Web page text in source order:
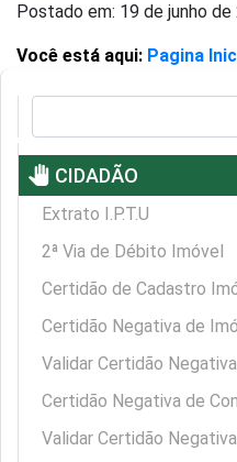
Postado em: 19 de junho de
Você está aqui: Pagina
pan_tool CIDADÃO
Extrato I.P.T.U
2ª Via de Débito Imóvel
Certidão de Cadastro
Certidão Negativa de
Validar Certidão
Certidão Negativa de
Validar Certidão